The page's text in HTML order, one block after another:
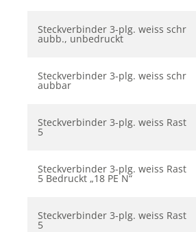
Steckverbinder 3-plg. weiss schr
aubb., unbedruckt
Steckverbinder 3-plg. weiss schr
aubbar
Steckverbinder 3-plg. weiss Rast
5
Steckverbinder 3-plg. weiss Rast
5 Bedruckt „18 PE N“
Steckverbinder 3-plg. weiss Rast
5